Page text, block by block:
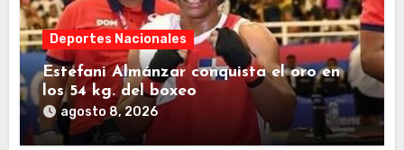
Deportes Nacionales
Estefani Almánzar conquista el oro en
los 54 kg. del boxeo
agosto 8, 2026